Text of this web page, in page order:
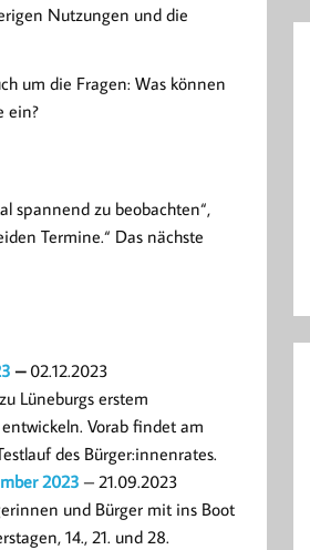
Nutzungen und die
um die Fragen: Was können
ein?
spannend zu beobachten“,
Termine.“ Das nächste
–02.12.2023
Lüneburgs erstem
Vorab findet am
des Bürger:innenrates.
2023 – 21.09.2023
und Bürger mit ins Boot
14., 21. und 28.